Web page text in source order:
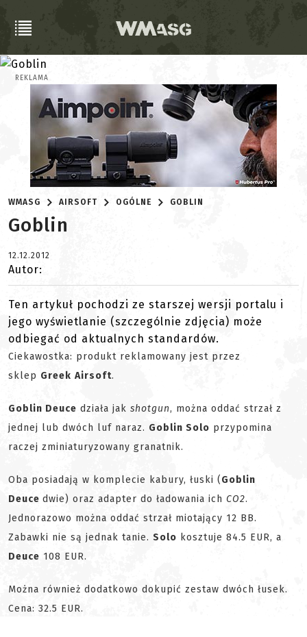
REKLAMA
WMASG AIRSOFT OGÓLNE GOBLIN
Goblin
12.12.2012
Autor:
Ten artykuł pochodzi ze starszej wersji portalu i
jego wyświetlanie (szczególnie zdjęcia) może
odbiegać od aktualnych standardów.
Ciekawostka: produkt reklamowany jest przez
sklep Greek Airsoft.
Goblin Deuce działa jak shotgun, można oddać strzał z
jednej lub dwóch luf naraz. Goblin Solo przypomina
raczej zminiaturyzowany granatnik.
Oba posiadają w komplecie kabury, łuski (Goblin
Deuce dwie) oraz adapter do ładowania ich CO2.
Jednorazowo można oddać strzał miotający 12 BB.
Zabawki nie są jednak tanie. Solo kosztuje 84.5 EUR, a
Deuce 108 EUR.
Można również dodatkowo dokupić zestaw dwóch łusek.
Cena: 32.5 EUR.